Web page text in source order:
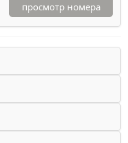
просмотр номера